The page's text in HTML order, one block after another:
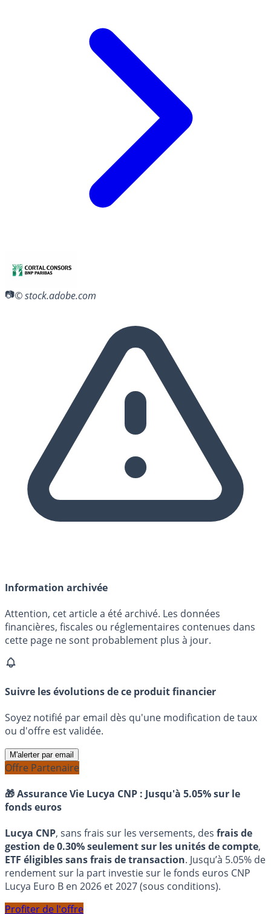
© stock.adobe.com
Information archivée
Attention, cet article a été archivé. Les données
financières, fiscales ou réglementaires contenues dans
cette page ne sont probablement plus à jour.
Suivre les évolutions de ce produit financier
Soyez notifié par email dès qu'une modification de taux
ou d'offre est validée.
M'alerter par email
Offre Partenaire
🎁 Assurance Vie Lucya CNP : Jusqu'à 5.05% sur le
fonds euros
Lucya CNP, sans frais sur les versements, des frais de
gestion de 0.30% seulement sur les unités de compte,
ETF éligibles sans frais de transaction. Jusqu’à 5.05% de
rendement sur la part investie sur le fonds euros CNP
Lucya Euro B en 2026 et 2027 (sous conditions).
Profiter de l'offre